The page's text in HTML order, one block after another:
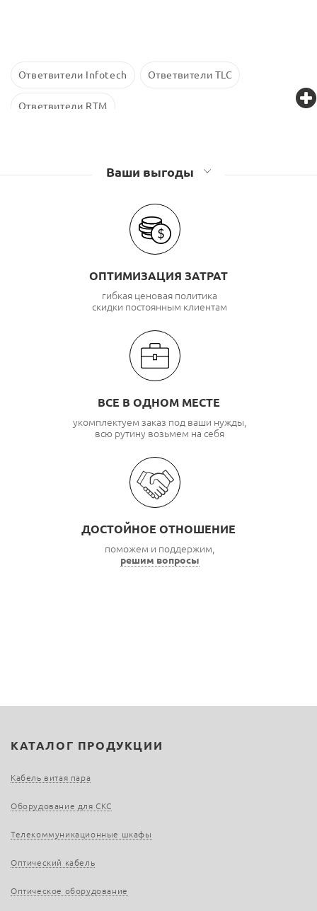
Ответвители Infotech Ответвители TLC
Ответвители RTM
Ваши выгоды
ОПТИМИЗАЦИЯ ЗАТРАТ
гибкая ценовая политика
скидки постоянным клиентам
ВСЕ В ОДНОМ МЕСТЕ
укомплектуем заказ под ваши нужды,
всю рутину возьмем на себя
ДОСТОЙНОЕ ОТНОШЕНИЕ
поможем и поддержим,
решим вопросы
КАТАЛОГ ПРОДУКЦИИ
Кабель витая пара
Оборудование для СКС
Телекоммуникационные шкафы
Оптический кабель
Оптическое оборудование